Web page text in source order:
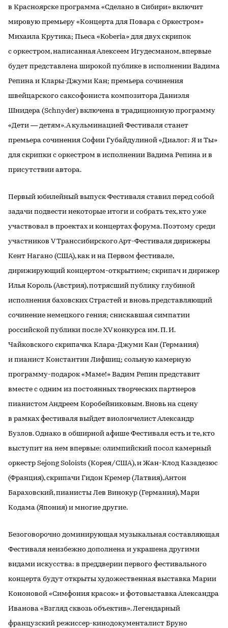
в Красноярске программа «Сделано в Сибири» включит
мировую премьеру «Концерта для Повара с Оркестром»
Михаила Крутика; Пьеса «Koberia» для двух скрипок
с оркестром, написанная Алексеем Игудесманом, впервые
будет представлена широкой публике в исполнении Вадима
Репина и Клары-Джуми Кан; премьера сочинения
швейцарского саксофониста композитора Даниэля
Шнидера (Schnyder) включена в традиционную программу
«Дети — детям». А кульминацией Фестиваля станет
премьера сочинения Софии Губайдулиной «Диалог: Я и Ты»
для скрипки с оркестром в исполнении Вадима Репина и в
присутствии автора.
Первый юбилейный выпуск Фестиваля ставил перед собой
задачи подвести некоторые итоги и собрать тех, кто уже
участвовал в проектах и концертах форума. Поэтому среди
участников V Транссибирского Арт-Фестиваля дирижеры
Кент Нагано (США), как и на Первом фестивале,
дирижирующий концертом-открытием; скрипач и дирижер
Илья Король (Австрия), потрясший публику глубиной
исполнения баховских Страстей и вновь представляющий
сочинение немецкого гения; снискавшая симпатии
российской публики после XV конкурса им. П. И.
Чайковского скрипачка Клара-Джуми Кан (Германия)
и пианист Константин Лифшиц; сольную камерную
программу-подарок «Маме!» Вадим Репин представит
вместе с одним из постоянных творческих партнеров
пианистом Андреем Коробейниковым. Вновь на сцену
в рамках фестиваля выйдет виолончелист Александр
Бузлов. Однако в обширной афише Фестиваля есть и те, кто
выступит на нем впервые: олимпийский посол камерный
оркестр Sejong Soloists (Корея/США), и Жан-Клод Казадезюс
(Франция), скрипачи Гидон Кремер (Латвия), Антон
Бараховский, пианисты Лев Винокур (Германия), Мари
Кодама (Япония) и многие другие.
Безоговорочно доминирующая музыкальная составляющая
Фестиваля неизбежно дополнена и украшена другими
видами искусства: в преддверии первого фестивального
концерта будут открыты художественная выставка Марии
Кононовой «Симфония красок» и фотовыставка Александра
Иванова «Взгляд сквозь объектив». Легендарный
французский режиссер-кинодокументалист Бруно